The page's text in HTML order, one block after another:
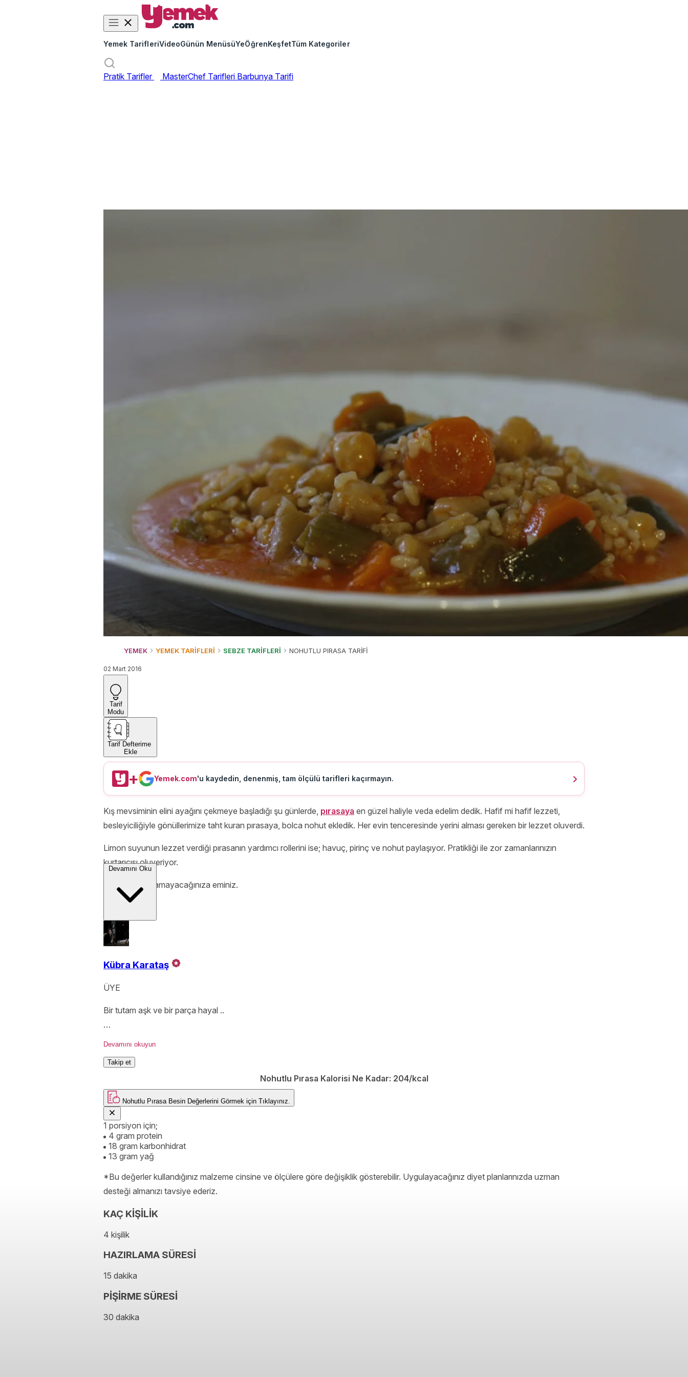
Yemek TarifleriVideoGünün MenüsüYeÖğrenKeşfetTüm Kategoriler
Pratik Tarifler MasterChef Tarifleri Barbunya Tarifi
YEMEK YEMEK TARİFLERİ SEBZE TARİFLERİ NOHUTLU PIRASA TARİFİ
02 Mart 2016
Tarif
Modu
Tarif Defterime
Ekle
+ Yemek.com'u kaydedin, denenmiş, tam ölçülü tarifleri kaçırmayın.
Kış mevsiminin elini ayağını çekmeye başladığı şu günlerde, pırasaya en güzel haliyle veda edelim dedik. Hafif mi hafif lezzeti,
besleyiciliğiyle gönüllerimize taht kuran pırasaya, bolca nohut ekledik. Her evin tenceresinde yerini alması gereken bir lezzet oluverdi.
Limon suyunun lezzet verdiği pırasanın yardımcı rollerini ise; havuç, pirinç ve nohut paylaşıyor. Pratikliği ile zor zamanlarınızın
kurtarıcısı oluveriyor.
Yemelere doyamayacağınıza eminiz.
Devamını Oku
Kübra Karataş
ÜYE
Bir tutam aşk ve bir parça hayal ..
Devamını okuyun
Takip et
Nohutlu Pırasa Kalorisi Ne Kadar: 204/kcal
Nohutlu Pırasa Besin Değerlerini Görmek için Tıklayınız.
1 porsiyon için;
4 gram protein
18 gram karbonhidrat
13 gram yağ
*Bu değerler kullandığınız malzeme cinsine ve ölçülere göre değişiklik gösterebilir. Uygulayacağınız diyet planlarınızda uzman
desteği almanızı tavsiye ederiz.
KAÇ KİŞİLİK
4 kişilik
HAZIRLAMA SÜRESİ
15 dakika
PİŞİRME SÜRESİ
30 dakika